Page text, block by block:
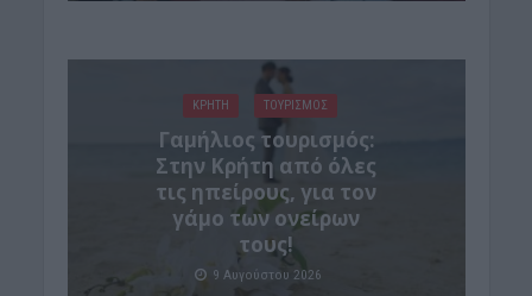
ΚΡΗΤΗ ΤΟΥΡΙΣΜΟΣ
Γαμήλιος τουρισμός:
Στην Κρήτη από όλες
τις ηπείρους, για τον
γάμο των ονείρων
τους!
9 Αυγούστου 2026